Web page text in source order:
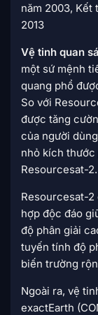
năm 2003, Kết
2013
Vệ tinh quan
một sứ mệnh
quang phổ
So với
được tăng
của người
nhỏ kích
Resourcesat-2.
Resourcesat-2
hợp độc đáo
độ phân giải
tuyến tính độ
biến trường
Ngoài ra, vệ
exactEarth